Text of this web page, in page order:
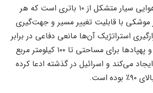
این سیستم دفاع هوایی سیار متشکل از ۱۰ باتری است که هر
۴ پرتابگر موشکی با قابلیت تغییر مسیر و جهت‌گیری
استراتژیک آن‌ها مانعی دفاعی در برابر
راکت‌ها، خمپاره‌ها و پهپاد‌ها برای مساحتی تا ۱۰۰ کیلومتر مربع
می‌کند و اسرائیل در گذشته ادعا کرده
است.